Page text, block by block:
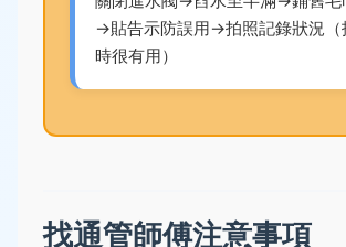
→貼告示防誤用→拍照記錄狀況（
時很有用）
找通管師傅注意事項